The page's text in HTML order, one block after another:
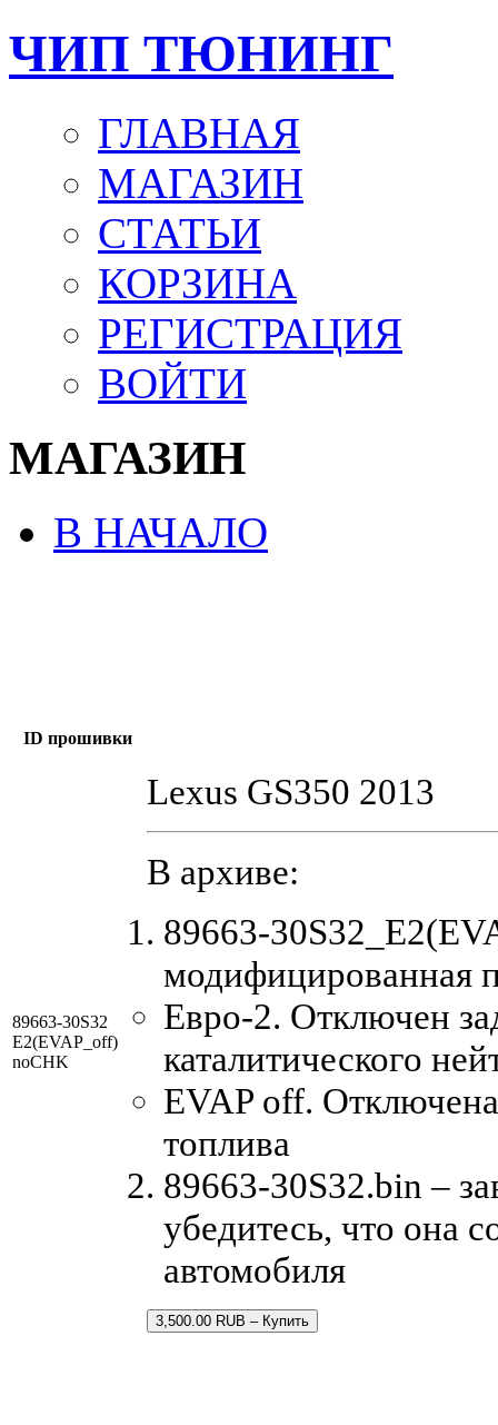
ЧИП ТЮНИНГ
ГЛАВНАЯ
МАГАЗИН
СТАТЬИ
КОРЗИНА
РЕГИСТРАЦИЯ
ВОЙТИ
МАГАЗИН
В НАЧАЛО
ID прошивки
89663-30S32
E2(EVAP_off)
noCHK
Lexus GS350 2013
В архиве:
89663-
модифицированная
Евро-2. Отключен
каталитического
EVAP off.
топлива
89663-30S32.bin –
убедитесь, что она
автомобиля
3,500.00 RUB – Купить